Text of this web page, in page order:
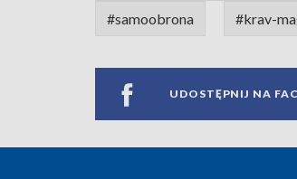
#samoobrona #krav-
UDOSTĘPNIJ NA